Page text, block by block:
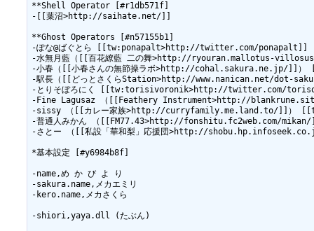
**Shell Operator [#r1db571f]
-[[葉沼>http://saihate.net/]]
**Ghost Operators [#n57155b1]
-ぽな@ばぐとら [[tw:ponapalt>http://twitter.com/ponapalt]]
-水無月藍（[[百花繚藍 二の舞>http://ryouran.mallotus-
-小春（[[小春さんの無節操ラボ>http://cohal.sakura.ne.jp/]]
-駅長（[[どっとさくらStation>http://www.nanican.net/
-とりそぼろにく [[tw:torisivoronik>http://twitter.com/
-Fine Lagusaz （[[Feathery Instrument>http://
-sissy （[[カレー家族>http://curryfamily.me.land.to/]]）
-普通人みかん （[[FM77.43>http://fonshitu.fc2web.com/
-さとー （[[私設「華和梨」応援団>http://
*基本設定 [#y6984b8f]
-name,め か び よ り
-sakura.name,メカエミリ
-kero.name,メカさくら
-shiori,yaya.dll (たぶん)